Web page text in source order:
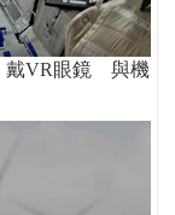
戴VR眼鏡 與機